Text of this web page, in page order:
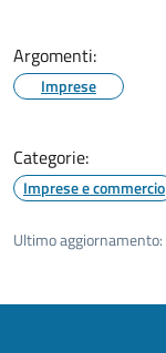
Argomenti:
Imprese
Categorie:
Imprese e commercio
Ultimo aggiornamento: